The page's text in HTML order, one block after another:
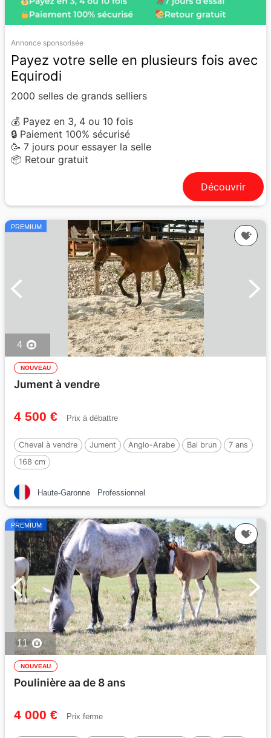
Annonce sponsorisée
Payez votre selle en plusieurs fois avec
Equirodi
2000 selles de grands selliers
💰 Payez en 3, 4 ou 10 fois
🔒 Paiement 100% sécurisé
🥳 7 jours pour essayer la selle
📦 Retour gratuit
Découvrir
PREMIUM
4
NOUVEAU
Jument à vendre
4 500 € Prix à débattre
Cheval à vendre Jument Anglo-Arabe Bai brun
7 ans
168 cm
Haute-Garonne Professionnel
PREMIUM
11
NOUVEAU
Poulinière aa de 8 ans
4 000 € Prix ferme